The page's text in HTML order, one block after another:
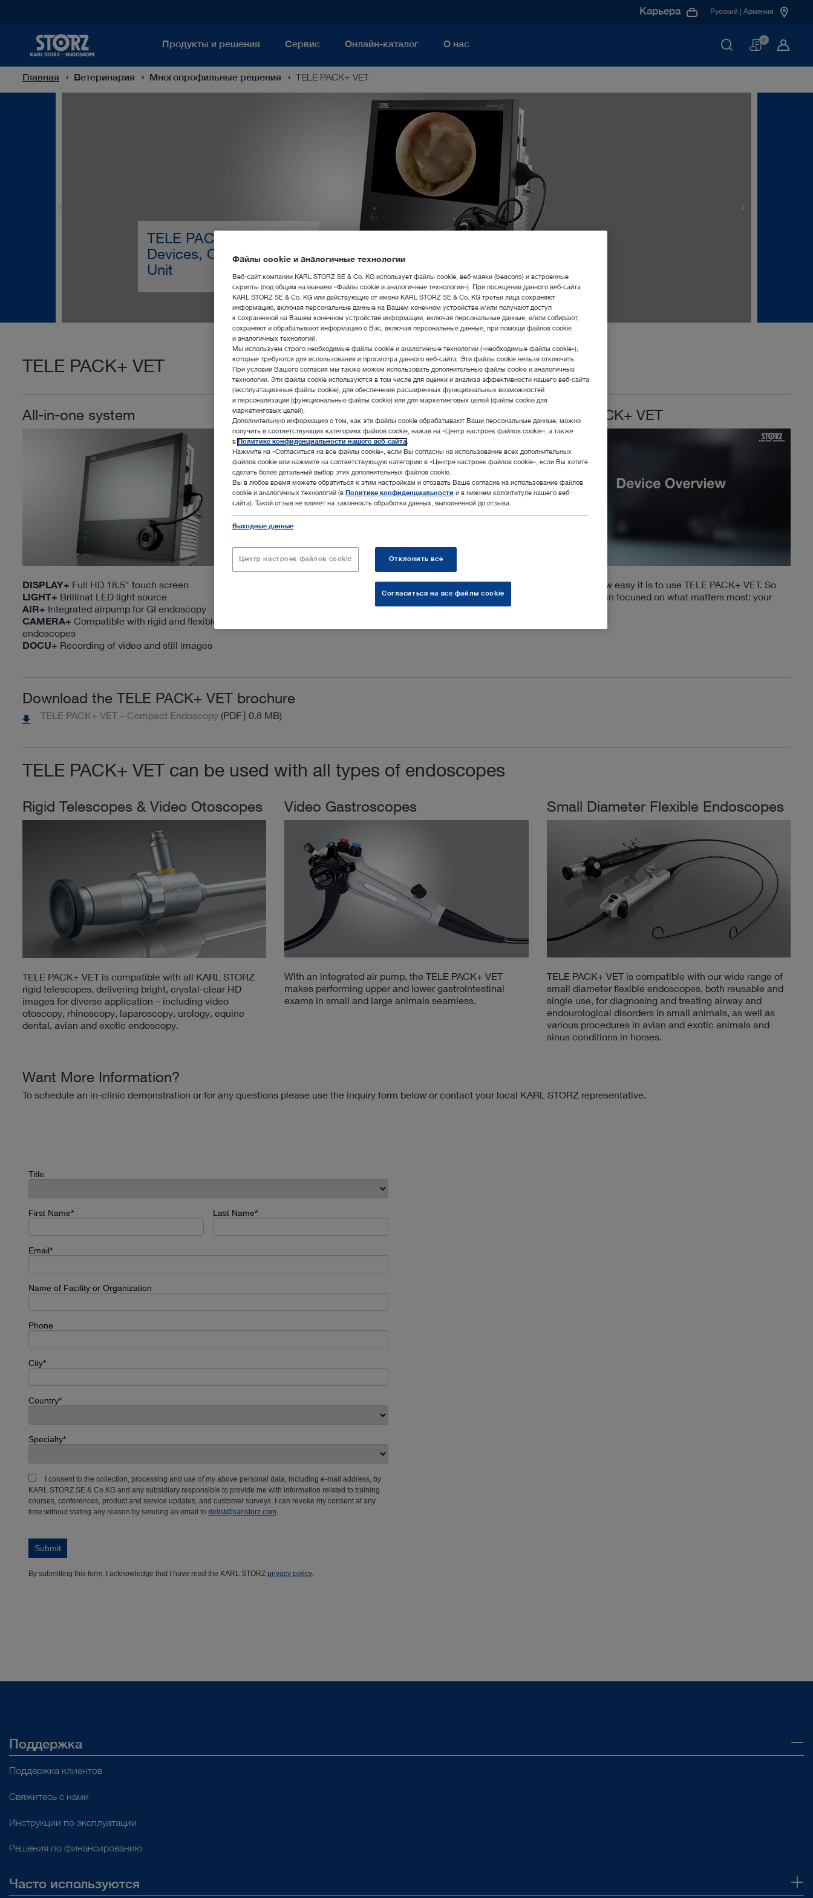
Продукты и решения Сервис Онлайн-каталог О нас
Карьера Русский | Армения
Корзина
0
Главная Ветеринария Многопрофильные решения TELE PACK+ VET
TELE PACK+ VET: 5
Devices, One Compact
Unit
TELE PACK+ VET
All-in-one system
DISPLAY+ Full HD 18.5" touch screen
LIGHT+ Brillinat LED light source
AIR+ Integrated airpump for GI endoscopy
CAMERA+ Compatible with rigid and flexible
endoscopes
DOCU+ Recording of video and still images
TELE PACK+ VET
endoscopic imaging system you’ve been waiting for.
TELE PACK+ VET
Check out how easy it is to use TELE PACK+ VET. So
you can remain focused on what matters most: your
Download the TELE PACK+ VET brochure
TELE PACK+ VET – Compact Endoscopy (PDF | 0.8 MB)
TELE PACK+ VET can be used with all types of endoscopes
Rigid Telescopes & Video Otoscopes
TELE PACK+ VET is compatible with all KARL STORZ
rigid telescopes, delivering bright, crystal-clear HD
images for diverse application – including video
otoscopy, rhinoscopy, laparoscopy, urology, equine
dental, avian and exotic endoscopy.
Video Gastroscopes
With an integrated air pump, the TELE PACK+ VET
makes performing upper and lower gastrointestinal
exams in small and large animals seamless.
Small Diameter Flexible Endoscopes
TELE PACK+ VET is compatible with our wide range of
small diameter flexible endoscopes, both reusable and
single use, for diagnosing and treating airway and
endourological disorders in small animals, as well as
various procedures in avian and exotic animals and
sinus conditions in horses.
Want More Information?
To schedule an in-clinic demonstration or for any questions please use the inquiry form below or contact your local KARL STORZ representative.
Поддержка
Поддержка клиентов
Свяжитесь с нами
Инструкции по эксплуатации
Решения по финансированию
Часто используются
Файлы cookie и аналогичные технологии
Веб-сайт компании KARL STORZ SE & Co. KG использует файлы cookie, веб-маяки (beacons) и встроенные
скрипты (под общим названием «Файлы cookie и аналогичные технологии»). При посещении данного веб-сайта
KARL STORZ SE & Co. KG или действующие от имени KARL STORZ SE & Co. KG третьи лица сохраняют
информацию, включая персональные данные на Вашем конечном устройстве и/или получают доступ
к сохраненной на Вашем конечном устройстве информации, включая персональные данные, и/или собирают,
сохраняют и обрабатывают информацию о Вас, включая персональные данные, при помощи файлов cookie
и аналогичных технологий.
Мы используем строго необходимые файлы cookie и аналогичные технологии («необходимые файлы cookie»),
которые требуются для использования и просмотра данного веб-сайта. Эти файлы cookie нельзя отключить.
При условии Вашего согласия мы также можем использовать дополнительные файлы cookie и аналогичные
технологии. Эти файлы cookie используются в том числе для оценки и анализа эффективности нашего веб-сайта
(эксплуатационные файлы cookie), для обеспечения расширенных функциональных возможностей
и персонализации (функциональные файлы cookie) или для маркетинговых целей (файлы cookie для
маркетинговых целей).
Дополнительную информацию о том, как эти файлы cookie обрабатывают Ваши персональные данные, можно
получить в соответствующих категориях файлов cookie, нажав на «Центр настроек файлов cookie», а также
в
Политике конфиденциальности нашего веб-сайта.
Нажмите на «Согласиться на все файлы cookie», если Вы согласны на использование всех дополнительных
файлов cookie или нажмите на соответствующую категорию в «Центре настроек файлов cookie», если Вы хотите
сделать более детальный выбор этих дополнительных файлов cookie.
Вы в любое время можете обратиться к этим настройкам и отозвать Ваше согласие на использование файлов
cookie и аналогичных технологий (в
Политике конфиденциальности и в нижнем колонтитуле нашего веб-
сайта). Такой отзыв не влияет на законность обработки данных, выполненной до отзыва.
Выходные данные
Центр настроек файлов cookie Отклонить все
Согласиться на все файлы cookie